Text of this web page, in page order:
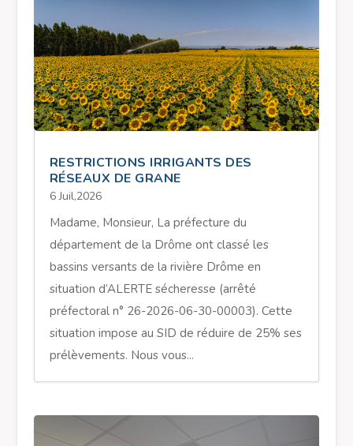
RESTRICTIONS IRRIGANTS DES
RÉSEAUX DE GRANE
6 Juil,2026
Madame, Monsieur, La préfecture du
département de la Drôme ont classé les
bassins versants de la rivière Drôme en
situation d’ALERTE sécheresse (arrêté
préfectoral n° 26-2026-06-30-00003). Cette
situation impose au SID de réduire de 25% ses
prélèvements. Nous vous...